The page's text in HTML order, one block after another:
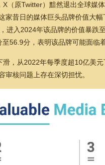
（原Twitter）黯然退出全球媒
家昔日的媒体巨头品牌价值大
进入2024年该品牌的价值暴
56.9分，表明该品牌可能面临
，从2022年每季度超10亿美
审核问题上存在深切担忧。